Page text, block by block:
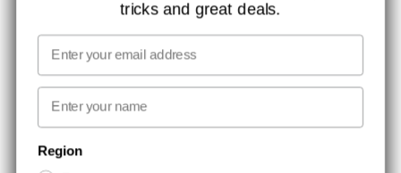
JOB HOS CCBSAFETY
MEDIA
VI TAGER ANSVAR
NYHEDSBREV TILMELDING
tricks and great deals.
Email
First name
Region